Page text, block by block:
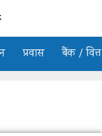
प्रवास बैंक / वित्त